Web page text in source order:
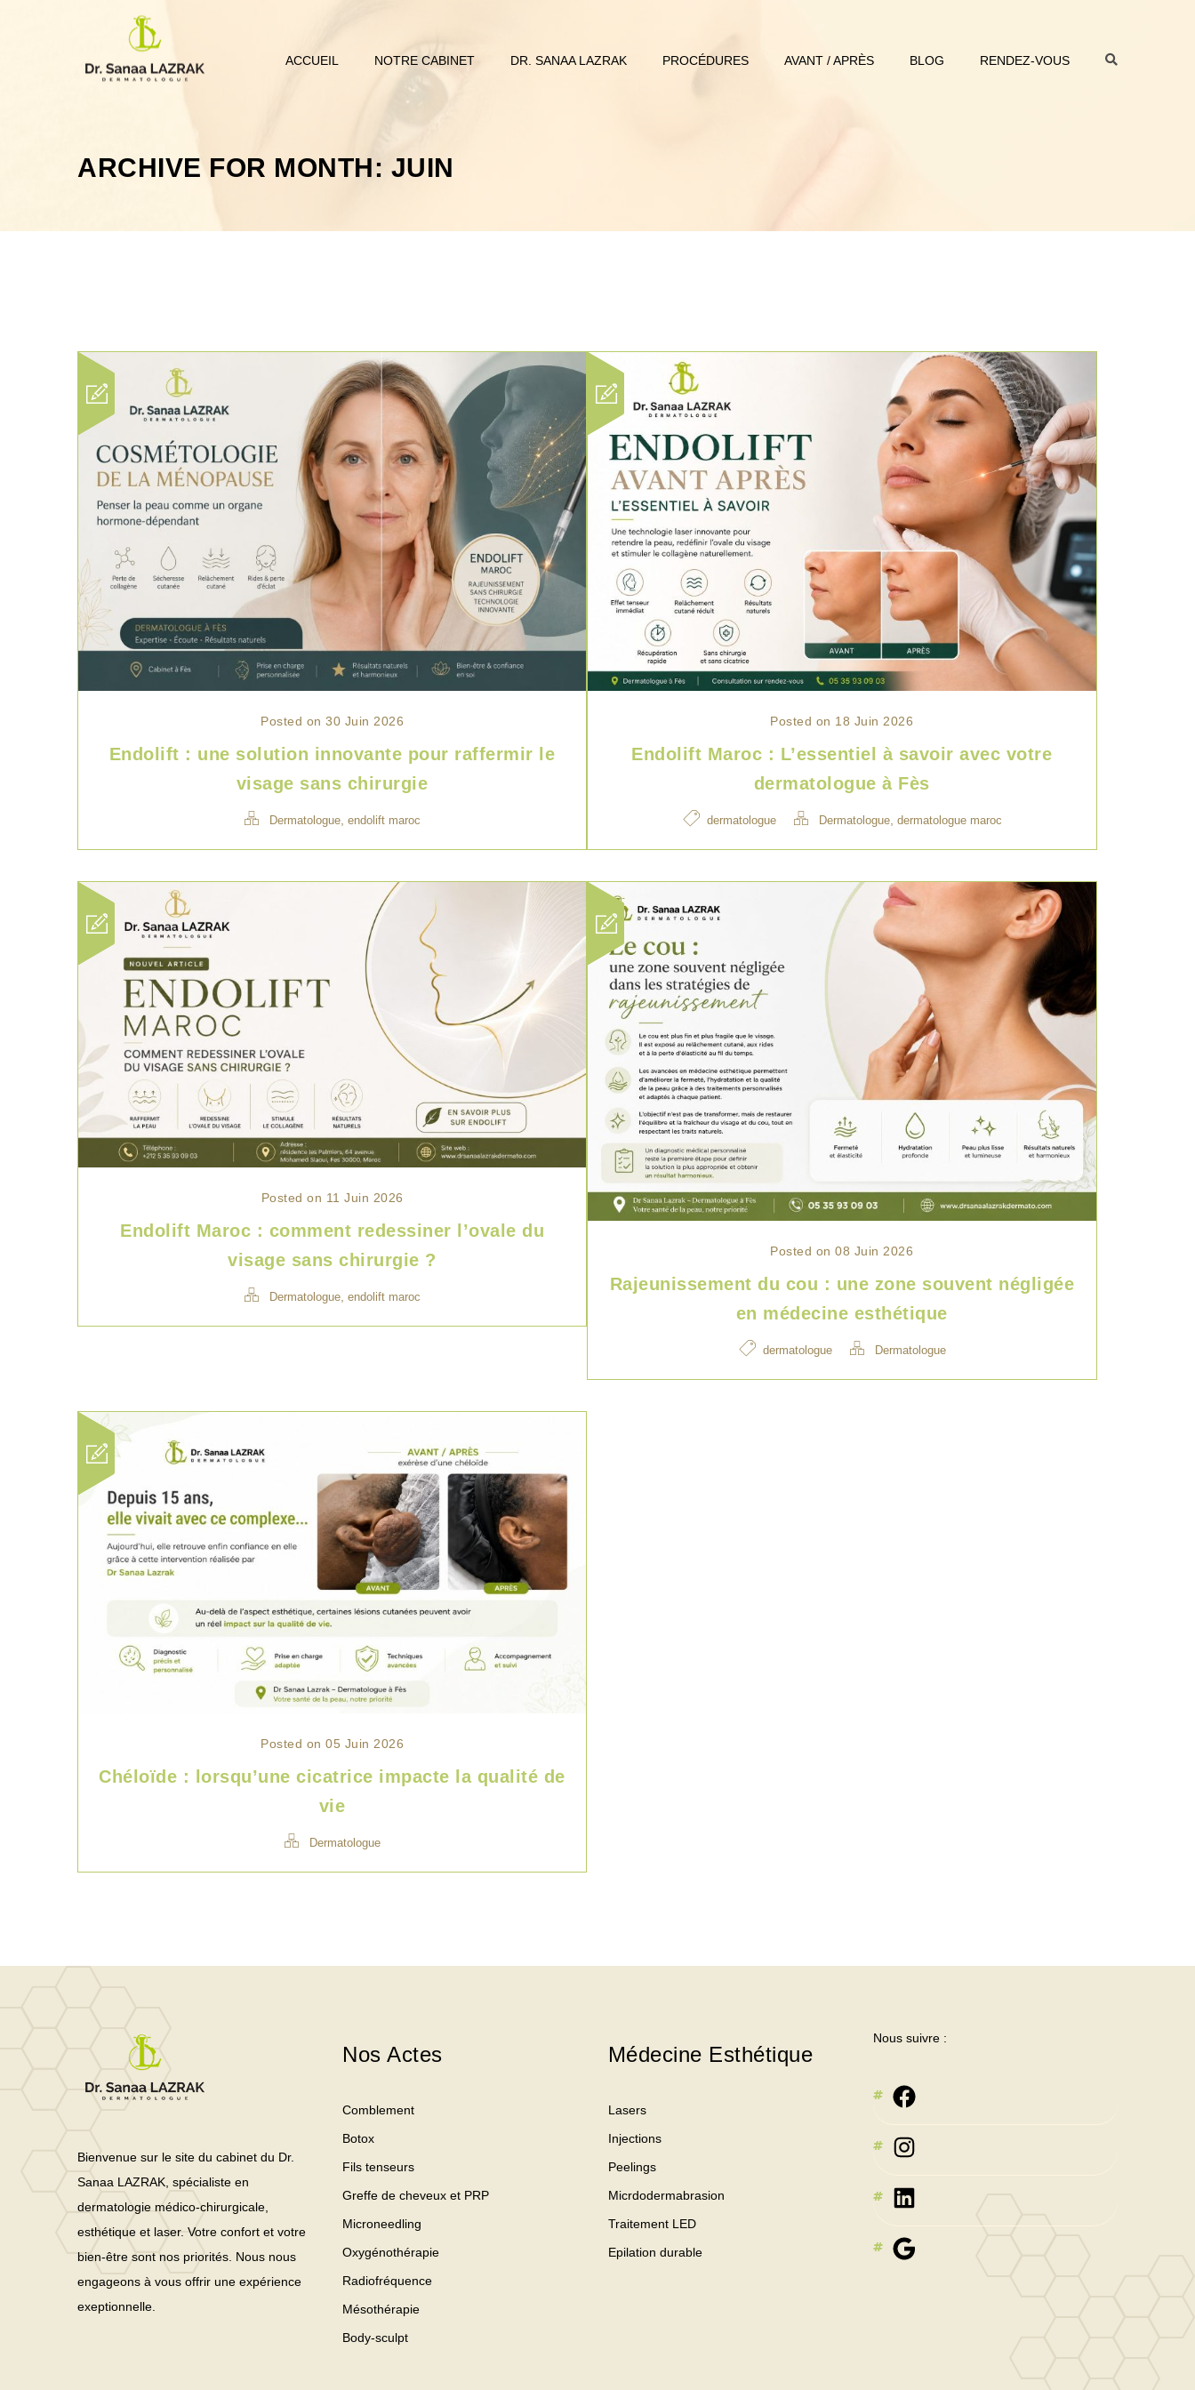
ACCUEIL NOTRE CABINET DR. SANAA LAZRAK PROCÉDURES AVANT / APRÈS BLOG RENDEZ-VOUS
ARCHIVE FOR MONTH: JUIN
Posted on 30 Juin 2026
Endolift : une solution innovante pour raffermir le
visage sans chirurgie
Dermatologue, endolift maroc
Posted on 18 Juin 2026
Endolift Maroc : L’essentiel à savoir avec votre
dermatologue à Fès
dermatologue Dermatologue, dermatologue maroc
Posted on 11 Juin 2026
Endolift Maroc : comment redessiner l’ovale du
visage sans chirurgie ?
Dermatologue, endolift maroc
Posted on 08 Juin 2026
Rajeunissement du cou : une zone souvent négligée
en médecine esthétique
dermatologue Dermatologue
Posted on 05 Juin 2026
Chéloïde : lorsqu’une cicatrice impacte la qualité de
vie
Dermatologue
Bienvenue sur le site du cabinet du Dr.
Sanaa LAZRAK, spécialiste en
dermatologie médico-chirurgicale,
esthétique et laser. Votre confort et votre
bien-être sont nos priorités. Nous nous
engageons à vous offrir une expérience
exeptionnelle.
Nos Actes
Comblement
Botox
Fils tenseurs
Greffe de cheveux et PRP
Microneedling
Oxygénothérapie
Radiofréquence
Mésothérapie
Body-sculpt
Médecine Esthétique
Lasers
Injections
Peelings
Micrdodermabrasion
Traitement LED
Epilation durable
Nous suivre :